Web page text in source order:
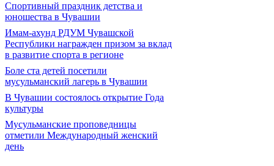
Спортивный праздник детства и
юношества в Чувашии
Имам-ахунд РДУМ Чувашской
Республики награжден призом за вклад
в развитие спорта в регионе
Боле ста детей посетили
мусульманский лагерь в Чувашии
В Чувашии состоялось открытие Года
культуры
Мусульманские проповедницы
отметили Международный женский
день